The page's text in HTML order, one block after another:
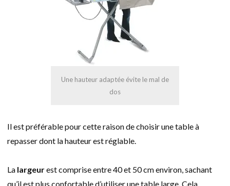
Une hauteur adaptée évite le mal de
dos
Il est préférable pour cette raison de choisir une table à
repasser dont la hauteur est réglable.
La largeurest comprise entre 40 et 50 cm environ, sachant
qu’il est plus confortable d’utiliser une table large. Cela